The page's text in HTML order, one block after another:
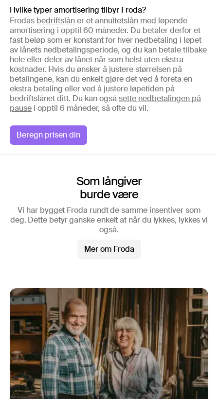
Hvilke typer amortisering tilbyr Froda?
Frodas bedriftslåner et annuitetslån med løpende
amortisering i opptil 60 måneder. Du betaler derfor et
fast beløp som er konstant for hver nedbetaling i løpet
av lånets nedbetalingsperiode, og du kan betale tilbake
hele eller deler av lånet når som helst uten ekstra
kostnader. Hvis du ønsker å justere størrelsen på
betalingene, kan du enkelt gjøre det ved å foreta en
ekstra betaling eller ved å justere løpetiden på
bedriftslånet ditt. Du kan ogsåsette nedbetalingen på
pause i opptil 6 måneder, så ofte du vil.
Beregn prisen din
Som långiver
burde være
Vi har bygget Froda rundt de samme insentiver som
deg. Dette betyr ganske enkelt at når du lykkes, lykkes vi
også.
Mer om Froda